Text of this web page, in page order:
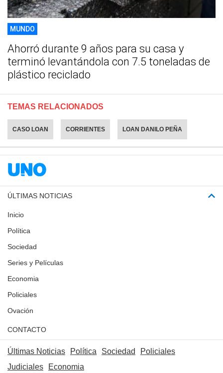
MUNDO
Ahorró durante 9 años para su casa y
terminó levantándola con 7.5 toneladas de
plástico reciclado
TEMAS RELACIONADOS
CASO LOAN CORRIENTES LOAN DANILO PEÑA
ÚLTIMAS NOTICIAS
Inicio
Política
Sociedad
Series y Películas
Economia
Policiales
Ovación
CONTACTO
Últimas Noticias Política Sociedad
Policiales
Judiciales
Economia